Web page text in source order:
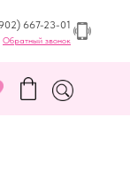
667-23-01
Обратный звонок